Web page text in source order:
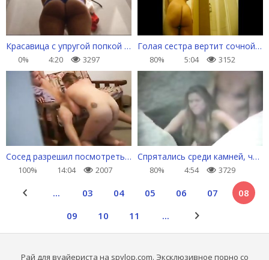
Красавица с упругой попкой снимает короткую юбку
0% 4:20 3297
Голая сестра вертит сочной задницей перед камерой
80% 5:04 3152
Сосед разрешил посмотреть, как пялит свою подружку
100% 14:04 2007
Спрятались среди камней, чтобы заняться сексом
80% 4:54 3729
... 03 04 05 06 07
08
09
10 11 ...
Рай для вуайериста на spylop.com. Эксклюзивное порно со